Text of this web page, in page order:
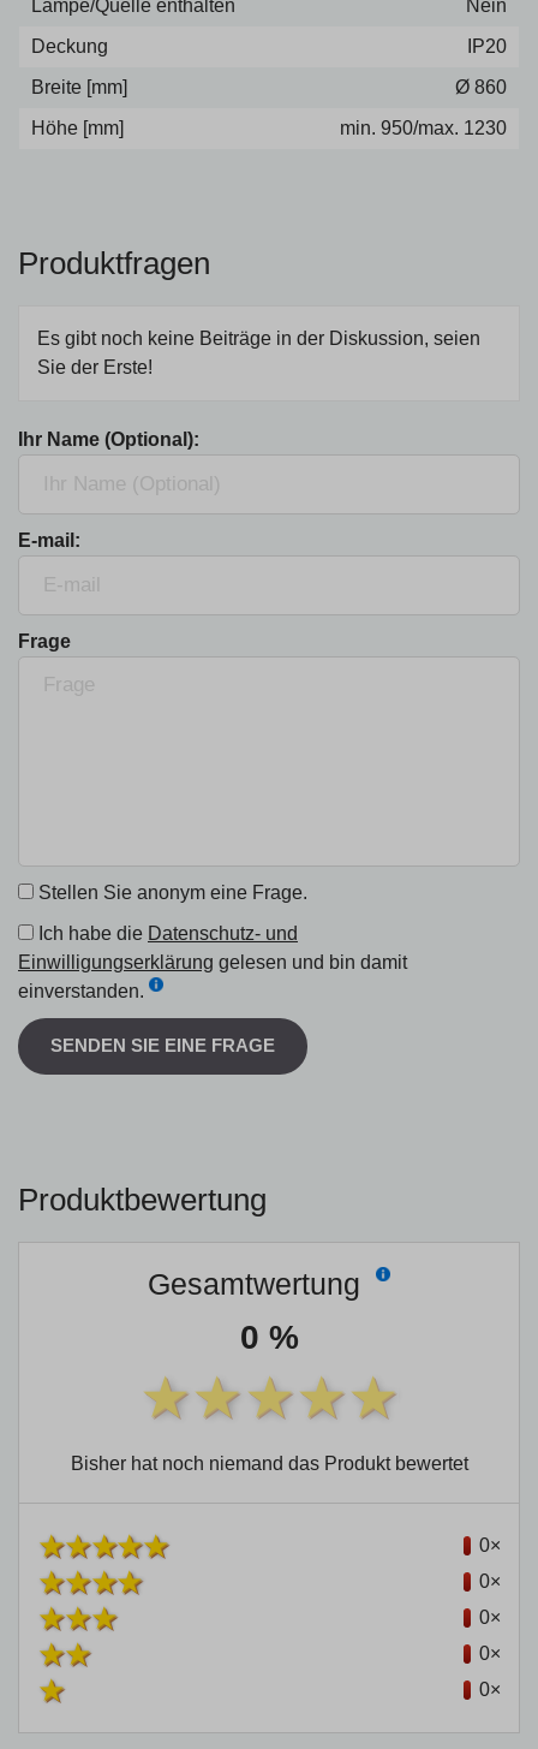
Lampe/Quelle enthalten
Nein
Deckung
IP20
Breite [mm]
Ø 860
Höhe [mm]
min. 950/max. 1230
Produktfragen
Es gibt noch keine Beiträge in der Diskussion, seien
Sie der Erste!
Ihr Name (Optional):
E-mail:
Frage
Stellen Sie anonym eine Frage.
Ich habe die Datenschutz- und
Einwilligungserklärung gelesen und bin damit
einverstanden.
SENDEN SIE EINE FRAGE
Produktbewertung
Gesamtwertung
0 %
Bisher hat noch niemand das Produkt bewertet
0×
0×
0×
0×
0×